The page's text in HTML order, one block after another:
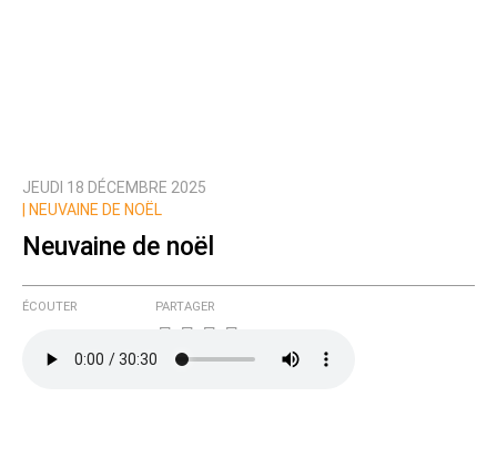
JEUDI 18 DÉCEMBRE 2025
NEUVAINE DE NOËL
Neuvaine de noël
ÉCOUTER PARTAGER